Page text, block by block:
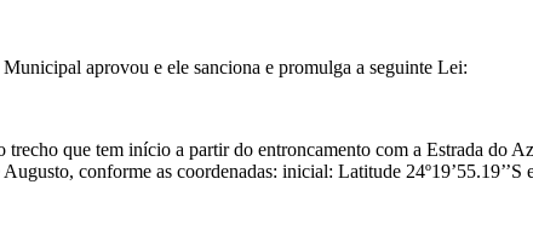
aprovou e ele sanciona e promulga a seguinte Lei:
que tem início a partir do entroncamento com a Estrada do
conforme as coordenadas: inicial: Latitude